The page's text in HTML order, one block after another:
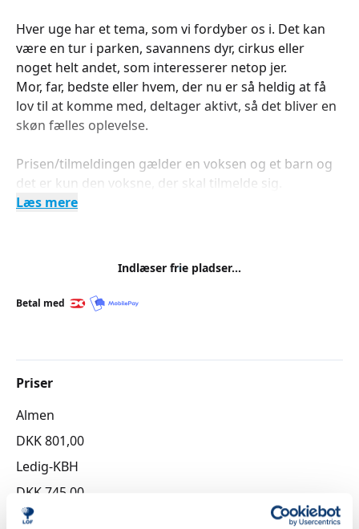
Hver uge har et tema, som vi fordyber os i. Det kan
være en tur i parken, savannens dyr, cirkus eller
noget helt andet, som interesserer netop jer.
Mor, far, bedste eller hvem, der nu er så heldig at få
lov til at komme med, deltager aktivt, så det bliver en
skøn fælles oplevelse.
Prisen/tilmeldingen gælder en voksen og et barn og
det er kun den voksne, der skal tilmelde sig.
Læs mere
Indlæser frie pladser...
Betal med
Priser
Almen
DKK 801,00
Ledig-KBH
DKK 745,00
Ledig-FRB